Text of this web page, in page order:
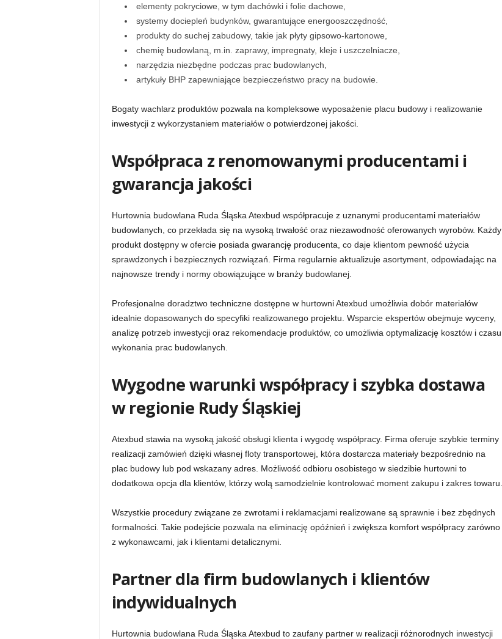
elementy pokryciowe, w tym dachówki i folie dachowe,
systemy dociepleń budynków, gwarantujące energooszczędność,
produkty do suchej zabudowy, takie jak płyty gipsowo-kartonowe,
chemię budowlaną, m.in. zaprawy, impregnaty, kleje i uszczelniacze,
narzędzia niezbędne podczas prac budowlanych,
artykuły BHP zapewniające bezpieczeństwo pracy na budowie.
Bogaty wachlarz produktów pozwala na kompleksowe wyposażenie placu budowy i realizowanie
inwestycji z wykorzystaniem materiałów o potwierdzonej jakości.
Współpraca z renomowanymi producentami i
gwarancja jakości
Hurtownia budowlana Ruda Śląska Atexbud współpracuje z uznanymi producentami materiałów
budowlanych, co przekłada się na wysoką trwałość oraz niezawodność oferowanych wyrobów. Każdy
produkt dostępny w ofercie posiada gwarancję producenta, co daje klientom pewność użycia
sprawdzonych i bezpiecznych rozwiązań. Firma regularnie aktualizuje asortyment, odpowiadając na
najnowsze trendy i normy obowiązujące w branży budowlanej.
Profesjonalne doradztwo techniczne dostępne w hurtowni Atexbud umożliwia dobór materiałów
idealnie dopasowanych do specyfiki realizowanego projektu. Wsparcie ekspertów obejmuje wyceny,
analizę potrzeb inwestycji oraz rekomendacje produktów, co umożliwia optymalizację kosztów i czasu
wykonania prac budowlanych.
Wygodne warunki współpracy i szybka dostawa
w regionie Rudy Śląskiej
Atexbud stawia na wysoką jakość obsługi klienta i wygodę współpracy. Firma oferuje szybkie terminy
realizacji zamówień dzięki własnej floty transportowej, która dostarcza materiały bezpośrednio na
plac budowy lub pod wskazany adres. Możliwość odbioru osobistego w siedzibie hurtowni to
dodatkowa opcja dla klientów, którzy wolą samodzielnie kontrolować moment zakupu i zakres towaru.
Wszystkie procedury związane ze zwrotami i reklamacjami realizowane są sprawnie i bez zbędnych
formalności. Takie podejście pozwala na eliminację opóźnień i zwiększa komfort współpracy zarówno
z wykonawcami, jak i klientami detalicznymi.
Partner dla firm budowlanych i klientów
indywidualnych
Hurtownia budowlana Ruda Śląska Atexbud to zaufany partner w realizacji różnorodnych inwestycji